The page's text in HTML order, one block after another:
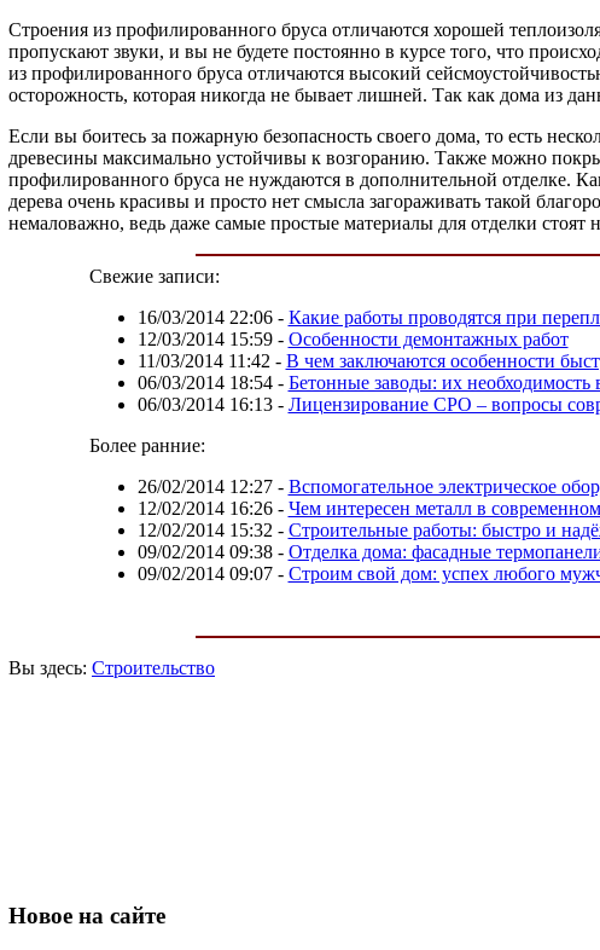
Строения из профилированного бруса отличаются хорошей
пропускают звуки, и вы не будете постоянно в курсе того, что
из профилированного бруса отличаются высокий
осторожность, которая никогда не бывает лишней. Так как дома из
Если вы боитесь за пожарную безопасность своего дома, то есть
древесины максимально устойчивы к возгоранию. Также можно
профилированного бруса не нуждаются в дополнительной отделке.
дерева очень красивы и просто нет смысла загораживать такой
немаловажно, ведь даже самые простые материалы для отделки стоят
Свежие записи:
16/03/2014 22:06- Какие работы проводятся при
12/03/2014 15:59- Особенности демонтажных работ
11/03/2014 11:42 - В чем заключаются особенности
06/03/2014 18:54- Бетонные заводы: их
06/03/2014 16:13- Лицензирование СРО – вопросы
Более ранние:
26/02/2014 12:27- Вспомогательное электрическое
12/02/2014 16:26- Чем интересен металл в
12/02/2014 15:32 - Строительные работы: быстро и
09/02/2014 09:38- Отделка дома: фасадные
09/02/2014 09:07- Строим свой дом: успех любого
Вы здесь: Строительство
Новое на сайте